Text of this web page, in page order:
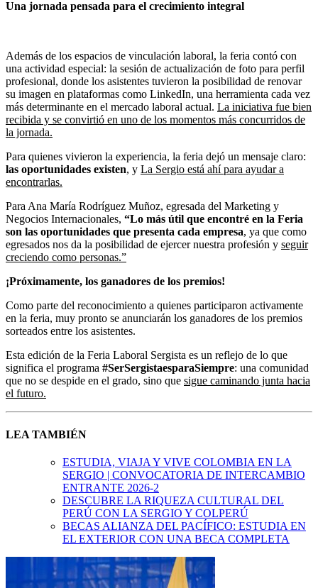
Una jornada pensada para el crecimiento integral
Además de los espacios de vinculación laboral, la feria contó con
una actividad especial: la sesión de actualización de foto para perfil
profesional, donde los asistentes tuvieron la posibilidad de renovar
su imagen en plataformas como LinkedIn, una herramienta cada vez
más determinante en el mercado laboral actual. La iniciativa fue bien
recibida y se convirtió en uno de los momentos más concurridos de
la jornada.
Para quienes vivieron la experiencia, la feria dejó un mensaje claro:
las oportunidades existen, y La Sergio está ahí para ayudar a
encontrarlas.
Para Ana María Rodríguez Muñoz, egresada del Marketing y
Negocios Internacionales, “Lo más útil que encontré en la Feria
son las oportunidades que presenta cada empresa, ya que como
egresados nos da la posibilidad de ejercer nuestra profesión y seguir
creciendo como personas.”
¡Próximamente, los ganadores de los premios!
Como parte del reconocimiento a quienes participaron activamente
en la feria, muy pronto se anunciarán los ganadores de los premios
sorteados entre los asistentes.
Esta edición de la Feria Laboral Sergista es un reflejo de lo que
significa el programa #SerSergistaesparaSiempre: una comunidad
que no se despide en el grado, sino que sigue caminando junta hacia
el futuro.
LEA TAMBIÉN
ESTUDIA, VIAJA Y VIVE COLOMBIA EN LA
SERGIO | CONVOCATORIA DE INTERCAMBIO
ENTRANTE 2026-2
DESCUBRE LA RIQUEZA CULTURAL DEL
PERÚ CON LA SERGIO Y COLPERÚ
BECAS ALIANZA DEL PACÍFICO: ESTUDIA EN
EL EXTERIOR CON UNA BECA COMPLETA